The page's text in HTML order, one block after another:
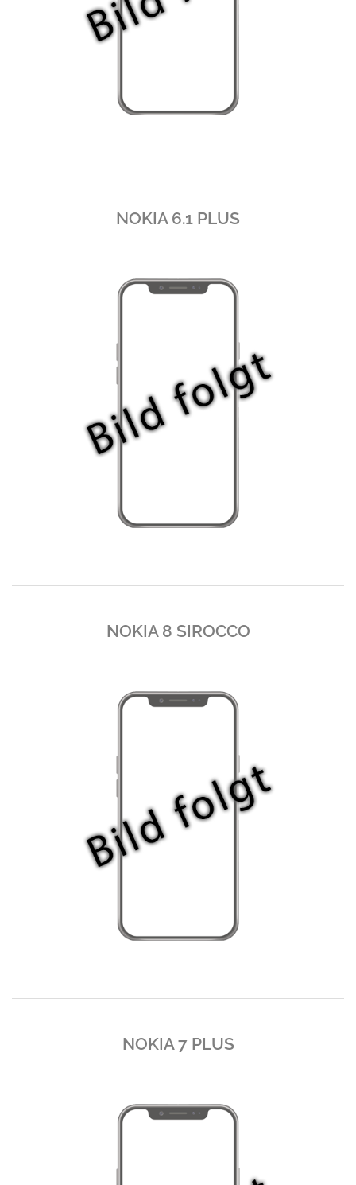
NOKIA 6.1 PLUS
NOKIA 8 SIROCCO
NOKIA 7 PLUS